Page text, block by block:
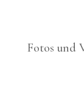
Fotos und